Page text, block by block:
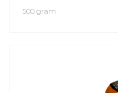
500 gram